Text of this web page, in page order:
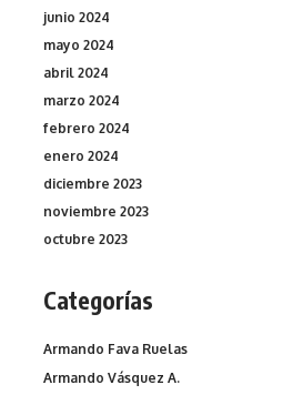
junio 2024
mayo 2024
abril 2024
marzo 2024
febrero 2024
enero 2024
diciembre 2023
noviembre 2023
octubre 2023
Categorías
Armando Fava Ruelas
Armando Vásquez A.